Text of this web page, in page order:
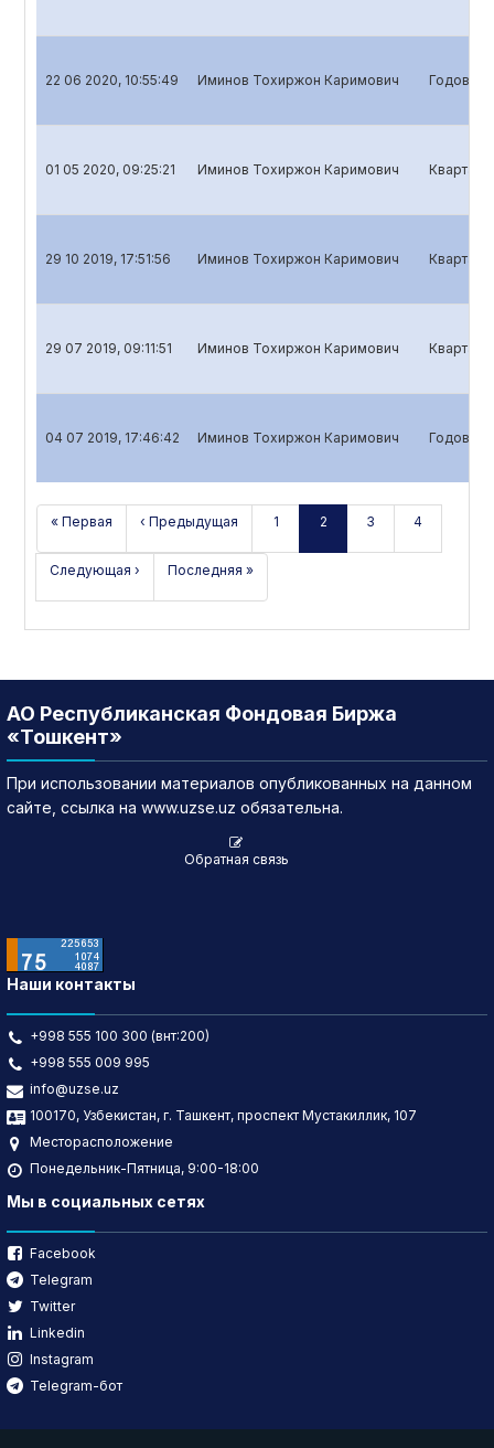
22 06 2020, 10:55:49 Иминов Тохиржон Каримович Годовой
01 05 2020, 09:25:21 Иминов Тохиржон Каримович
29 10 2019, 17:51:56 Иминов Тохиржон Каримович
29 07 2019, 09:11:51 Иминов Тохиржон Каримович
04 07 2019, 17:46:42 Иминов Тохиржон Каримович Годовой
« Первая ‹ Предыдущая 1 2 3 4
Следующая › Последняя »
АО Республиканская Фондовая Биржа
«Тошкент»
При использовании материалов опубликованных на данном
сайте, ссылка на www.uzse.uz обязательна.
Обратная связь
Наши контакты
+998 555 100 300 (внт:200)
+998 555 009 995
info@uzse.uz
100170, Узбекистан, г. Ташкент, проспект Мустакиллик, 107
Месторасположение
Понедельник-Пятница, 9:00-18:00
Мы в социальных сетях
Facebook
Telegram
Twitter
Linkedin
Instagram
Telegram-бот